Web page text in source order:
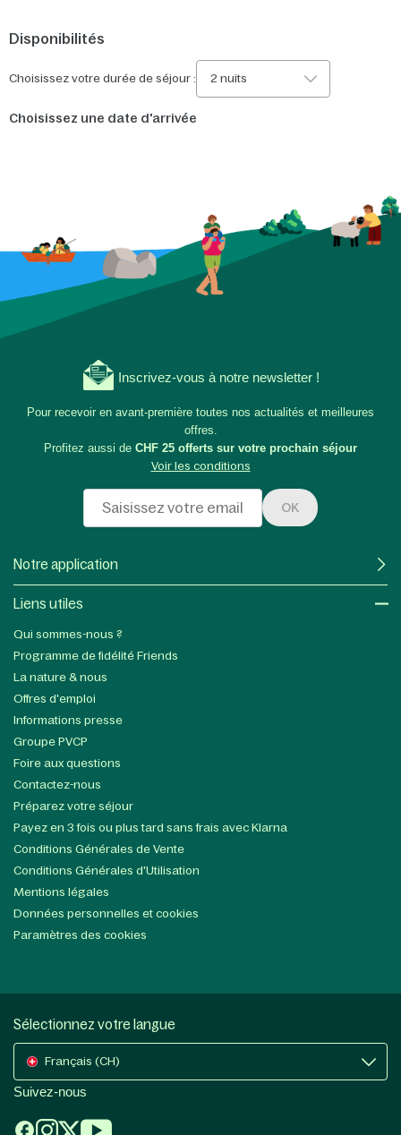
Disponibilités
Choisissez votre durée de séjour : 2 nuits
Choisissez une date d'arrivée
Inscrivez-vous à notre newsletter !
Pour recevoir en avant-première toutes nos actualités et meilleures
offres.
Profitez aussi de CHF 25 offerts sur votre prochain séjour
Voir les conditions
OK
Notre application
Liens utiles​
Qui sommes-nous ?
Programme de fidélité Friends
La nature & nous
Offres d'emploi
Informations presse
Groupe PVCP
Foire aux questions
Contactez-nous
Préparez votre séjour
Payez en 3 fois ou plus tard sans frais avec Klarna
Conditions Générales de Vente
Conditions Générales d'Utilisation
Mentions légales
Données personnelles et cookies
Paramètres des cookies
Sélectionnez votre langue
Français (CH)
Suivez-nous